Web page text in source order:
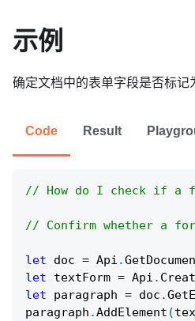
示例
确定文档中的表单字段是否标记
Code Result
// How do I check if a
// Confirm whether a
let doc = Api .
let textForm = Api .
let paragraph = doc .
paragraph .AddElement (